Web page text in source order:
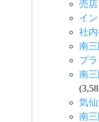
売店
イ
社
南
プ
南
気
南